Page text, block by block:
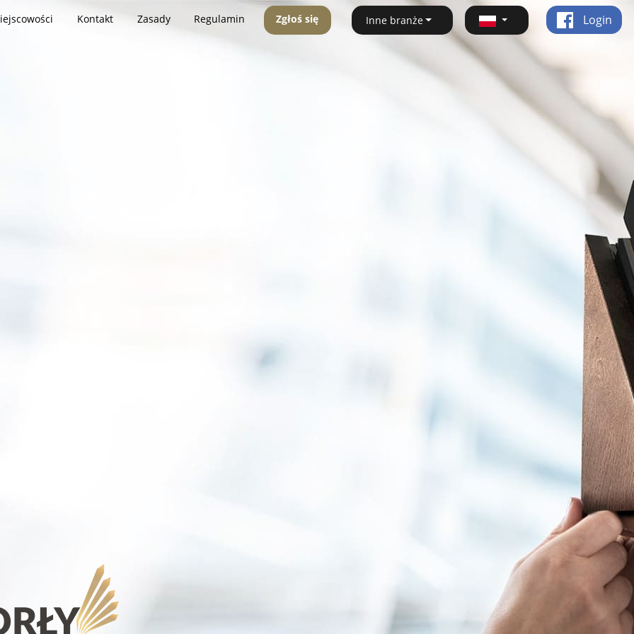
Kontakt Zasady Regulamin Zgłoś się Inne branże Login